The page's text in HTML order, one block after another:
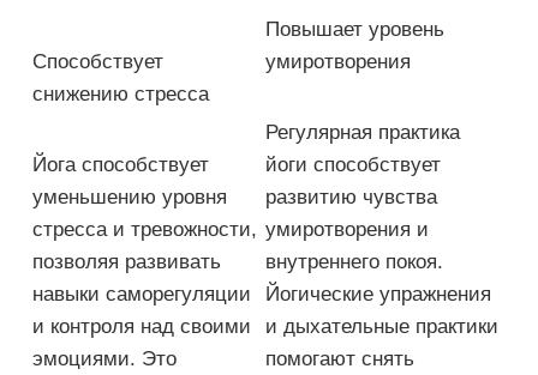
Способствует
снижению стресса
Йога способствует
уменьшению уровня
стресса и тревожности,
позволяя развивать
навыки саморегуляции
и контроля над своими
эмоциями. Это
Повышает уровень
умиротворения
Регулярная практика
йоги способствует
развитию чувства
умиротворения и
внутреннего покоя.
Йогические упражнения
и дыхательные практики
помогают снять